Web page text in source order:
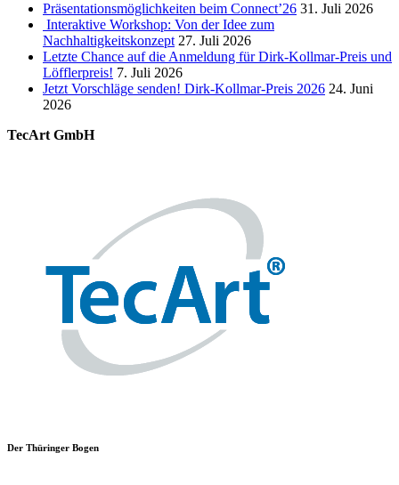
Präsentationsmöglichkeiten beim Connect’26 31. Juli 2026
Interaktive Workshop: Von der Idee zum
Nachhaltigkeitskonzept 27. Juli 2026
Letzte Chance auf die Anmeldung für Dirk-Kollmar-Preis und
Löfflerpreis! 7. Juli 2026
Jetzt Vorschläge senden! Dirk-Kollmar-Preis 2026 24. Juni
2026
TecArt GmbH
Der Thüringer Bogen